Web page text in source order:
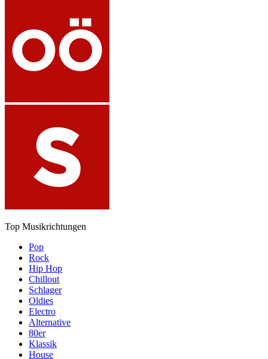
Top Musikrichtungen
Pop
Rock
Hip Hop
Chillout
Schlager
Oldies
Electro
Alternative
80er
Klassik
House